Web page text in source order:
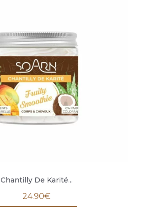
Chantilly De Karité...
24.90€